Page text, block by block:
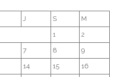
J S M
1 2
7 8 9
14 15 16